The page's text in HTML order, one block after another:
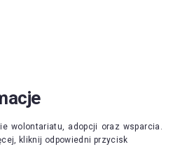
wolontariatu, adopcji oraz wsparcia.
kliknij odpowiedni przycisk